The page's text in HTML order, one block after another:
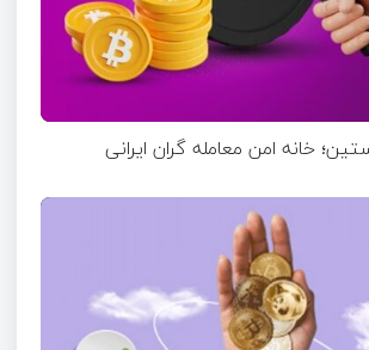
خانه امن معامله گران ایرانی